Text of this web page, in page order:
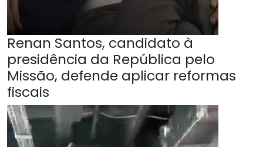
Renan Santos, candidato à
presidência da República pelo
Missão, defende aplicar reformas
fiscais